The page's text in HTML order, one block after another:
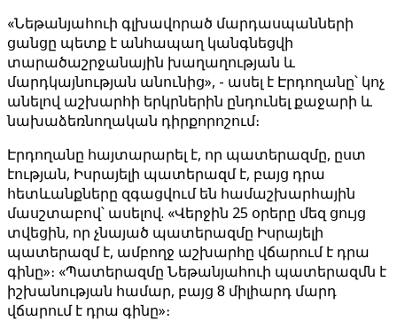
«Նեթանյահուի գլխավորած մարդասպանների
ցանցը պետք է անհապաղ կանգնեցվի
տարածաշրջանային խաղաղության և
մարդկայնության անունից», - ասել է Էրդողանը՝ կոչ
անելով աշխարհի երկրներին ընդունել քաջարի և
նախաձեռնողական դիրքորոշում։
Էրդողանը հայտարարել է, որ պատերազմը, ըստ
էության, Իսրայելի պատերազմ է, բայց դրա
հետևանքները զգացվում են համաշխարհային
մասշտաբով՝ ասելով. «Վերջին 25 օրերը մեզ ցույց
տվեցին, որ չնայած պատերազմը Իսրայելի
պատերազմ է, ամբողջ աշխարհը վճարում է դրա
գինը»։ «Պատերազմը Նեթանյահուի պատերազմն է
իշխանության համար, բայց 8 միլիարդ մարդ
վճարում է դրա գինը»։